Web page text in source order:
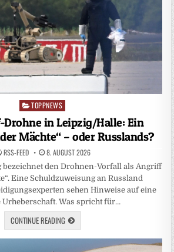
Posted
in
TOPPNEWS
in Leipzig/Halle: Ein
Mächte“ – oder Russlands?
RSS-FEED 8. AUGUST 2026
bezeichnet den Drohnen-Vorfall als Angriff
Eine Schuldzuweisung an Russland
sehen Hinweise auf eine
Urheberschaft. Was spricht für…
CONTINUE READING